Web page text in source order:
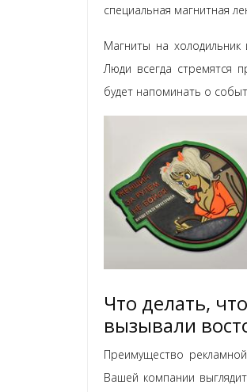
специальная магнитная
Магниты на
Люди всегда стремятся
будет напоминать о
Что делать,
вызывали
Преимущество
Вашей компании